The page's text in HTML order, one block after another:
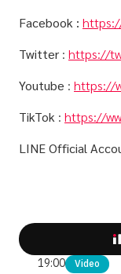
Facebook :
Twitter : https://
Youtube : https://
TikTok : https://
LINE Official
19:00 Video